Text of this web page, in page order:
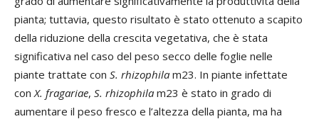
pianta; tuttavia, questo risultato è stato ottenuto a scapito
della riduzione della crescita vegetativa, che è stata
significativa nel caso del peso secco delle foglie nelle
piante trattate con S. rhizophila m23. In piante infettate
con X. fragariae, S. rhizophila m23 è stato in grado di
aumentare il peso fresco e l’altezza della pianta, ma ha